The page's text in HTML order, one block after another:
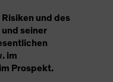
und des
seiner
im
Prospekt.